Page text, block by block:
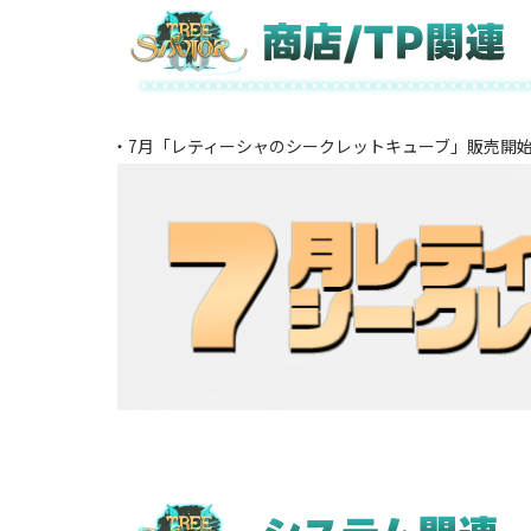
・7月「レティーシャのシークレットキューブ」販売開